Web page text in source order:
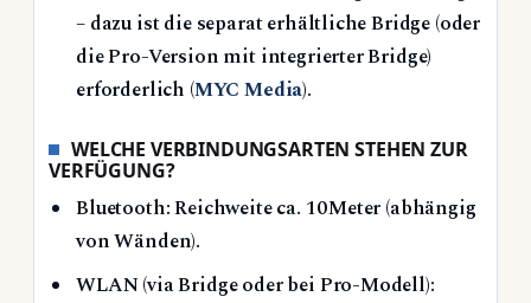
– dazu ist die separat erhältliche Bridge (oder
die Pro-Version mit integrierter Bridge)
erforderlich (MYC Media).
WELCHE VERBINDUNGSARTEN STEHEN ZUR
VERFÜGUNG?
Bluetooth: Reichweite ca. 10 Meter (abhängig
von Wänden).
WLAN (via Bridge oder bei Pro-Modell):